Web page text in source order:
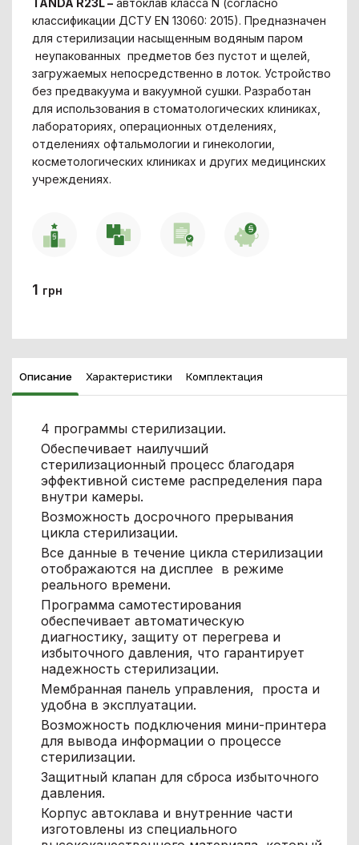
классификации ДСТУ EN 13060: 2015). Предназначен
для стерилизации насыщенным водяным паром
неупакованных предметов без пустот и щелей,
загружаемых непосредственно в лоток. Устройство
без предвакуума и вакуумной сушки. Разработан
для использования в стоматологических клиниках,
лабораториях, операционных отделениях,
отделениях офтальмологии и гинекологии,
косметологических клиниках и других медицинских
учреждениях.
1 грн
Описание Характеристики Комплектация
4 программы стерилизации.
Обеспечивает наилучший
стерилизационный процесс благодаря
эффективной системе распределения пара
внутри камеры.
Возможность досрочного прерывания
цикла стерилизации.
Все данные в течение цикла стерилизации
отображаются на дисплее в режиме
реального времени.
Программа самотестирования
обеспечивает автоматическую
диагностику, защиту от перегрева и
избыточного давления, что гарантирует
надежность стерилизации.
Мембранная панель управления, проста и
удобна в эксплуатации.
Возможность подключения мини-принтера
для вывода информации о процессе
стерилизации.
Защитный клапан для сброса избыточного
давления.
Корпус автоклава и внутренние части
изготовлены из специального